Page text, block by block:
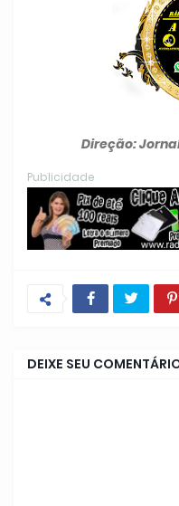
Direção:
Publicidade
DEIXE SEU